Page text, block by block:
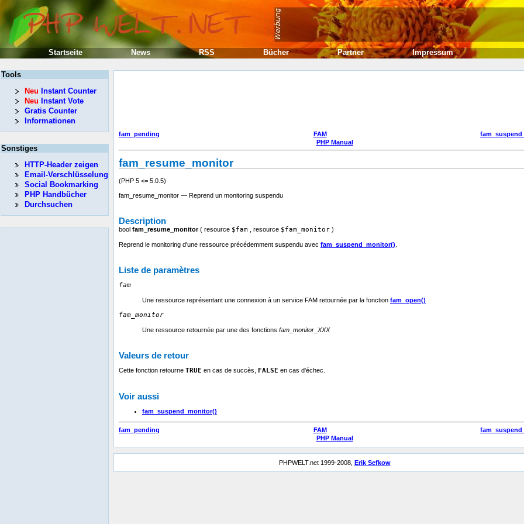
fam_pending
FAM
PHP Manual
fam_resume_monitor
(PHP 5 <= 5.0.5)
fam_resume_monitor — Reprend un monitoring suspendu
Description
bool fam_resume_monitor( resource $fam resource $fam_monitor )
Reprend le monitoring d'une ressource précédemment suspendu avec fam_suspend_monitor()
Liste de paramètres
fam
Une ressource représentant une connexion à un service FAM retournée par la fonction fam_open()
fam_monitor
Une ressource retournée par une des fonctions fam_monitor_XXX
Valeurs de retour
Cette fonction retourne TRUE en cas de succès, FALSE en cas d'échec.
Voir aussi
fam_suspend_monitor()
fam_pending
FAM
PHP Manual
Tools
Neu Instant Counter
Neu Instant Vote
Gratis Counter
Informationen
Sonstiges
HTTP-Header zeigen
Email-Verschlüsselung
Social Bookmarking
PHP Handbücher
Durchsuchen
Startseite News RSS Bücher Partner Impressum
PHPWELT.net 1999-2008, Erik Sefkow